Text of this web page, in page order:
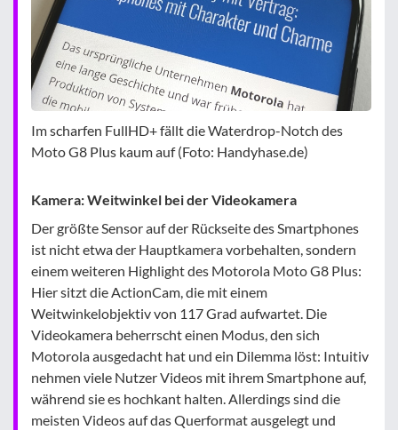
Im scharfen FullHD+ fällt die Waterdrop-Notch des
Moto G8 Plus kaum auf (Foto: Handyhase.de)
Kamera: Weitwinkel bei der Videokamera
Der größte Sensor auf der Rückseite des Smartphones
ist nicht etwa der Hauptkamera vorbehalten, sondern
einem weiteren Highlight des Motorola Moto G8 Plus:
Hier sitzt die ActionCam, die mit einem
Weitwinkelobjektiv von 117 Grad aufwartet. Die
Videokamera beherrscht einen Modus, den sich
Motorola ausgedacht hat und ein Dilemma löst: Intuitiv
nehmen viele Nutzer Videos mit ihrem Smartphone auf,
während sie es hochkant halten. Allerdings sind die
meisten Videos auf das Querformat ausgelegt und